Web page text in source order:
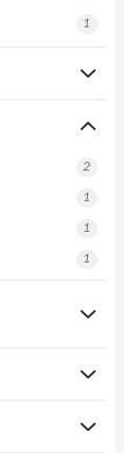
1
2
1
1
1